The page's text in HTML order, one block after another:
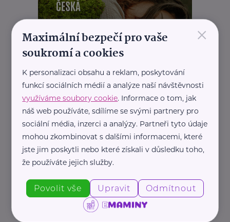
REKLAMA
×
Maximální bezpečí pro vaše
soukromí a cookies
K personalizaci obsahu a reklam, poskytování
funkcí sociálních médií a analýze naší návštěvnosti
využíváme soubory cookie. Informace o tom, jak
náš web používáte, sdílíme se svými partnery pro
sociální média, inzerci a analýzy. Partneři tyto údaje
mohou zkombinovat s dalšími informacemi, které
jste jim poskytli nebo které získali v důsledku toho,
že používáte jejich služby.
Povolit vše Upravit Odmítnout